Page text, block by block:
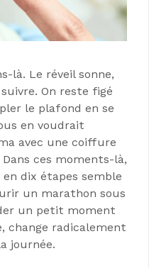
là. Le réveil sonne,
On reste figé
le plafond en se
en voudrait
avec une coiffure
ces moments-là,
en dix étapes semble
un marathon sous
un petit moment
change radicalement
journée.